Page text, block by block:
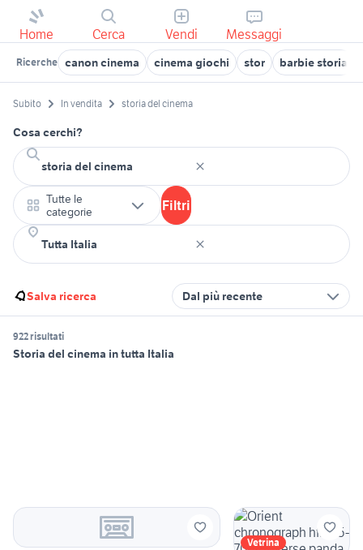
Home Cerca Vendi Messaggi
Ricerche canon cinema cinema giochi stor barbie storia
Subito In vendita storia del cinema
Cosa cerchi?
Tutte le
categorie
Filtri
Salva ricerca Dal più recente
922 risultati
Storia del cinema in tutta Italia
Vetrina